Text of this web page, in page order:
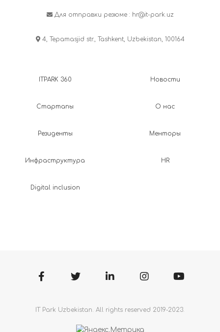
Для отправки резюме : hr@it-park.uz
4, Tepamasjid str., Tashkent, Uzbekistan, 100164
ITPARK 360
Стартапы
Резиденты
Инфраструктура
Digital inclusion
Новости
О нас
Менторы
HR
IT Park Uzbekistan. All rights reserved 2019-2023.